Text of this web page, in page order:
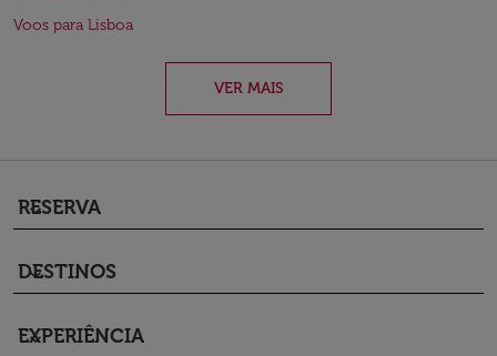
Voos para Lisboa
VER MAIS
RESERVA
keyboard_arrow_down
DESTINOS
keyboard_arrow_down
EXPERIÊNCIA
keyboard_arrow_down